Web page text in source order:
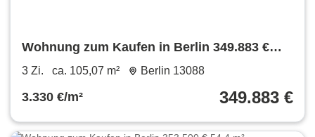
Wohnung zum Kaufen in Berlin 349.883 €
105.07 m²
3 Zi. ca. 105,07 m² Berlin 13088
3.330 €/m² 349.883 €